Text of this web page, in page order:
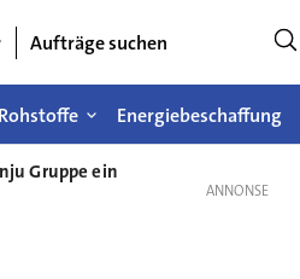
Aufträge suchen
Rohstoffe Energiebeschaffung
Gruppe ein